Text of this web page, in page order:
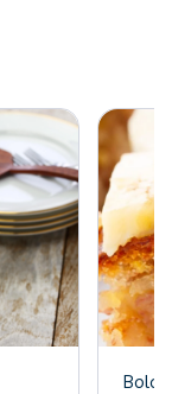
Bolo